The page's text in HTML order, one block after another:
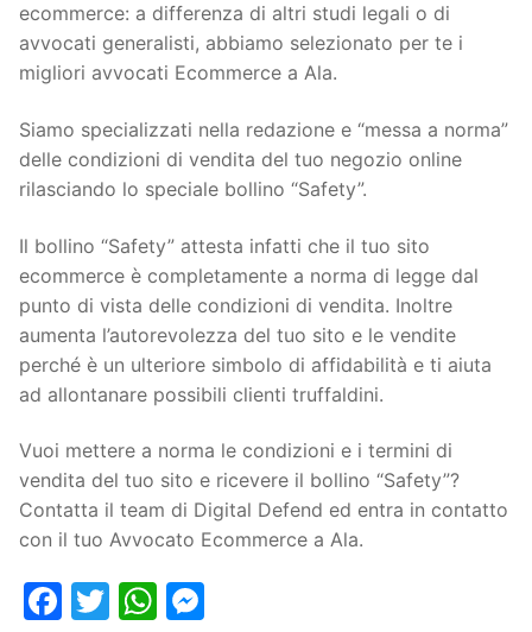
ecommerce: a differenza di altri studi legali o di
avvocati generalisti, abbiamo selezionato per te i
migliori avvocati Ecommerce a Ala.
Siamo specializzati nella redazione e “messa a norma”
delle condizioni di vendita del tuo negozio online
rilasciando lo speciale bollino “Safety”.
Il bollino “Safety” attesta infatti che il tuo sito
ecommerce è completamente a norma di legge dal
punto di vista delle condizioni di vendita. Inoltre
aumenta l’autorevolezza del tuo sito e le vendite
perché è un ulteriore simbolo di affidabilità e ti aiuta
ad allontanare possibili clienti truffaldini.
Vuoi mettere a norma le condizioni e i termini di
vendita del tuo sito e ricevere il bollino “Safety”?
Contatta il team di Digital Defend ed entra in contatto
con il tuo Avvocato Ecommerce a Ala.
Facebook
TwitterWhatsApp